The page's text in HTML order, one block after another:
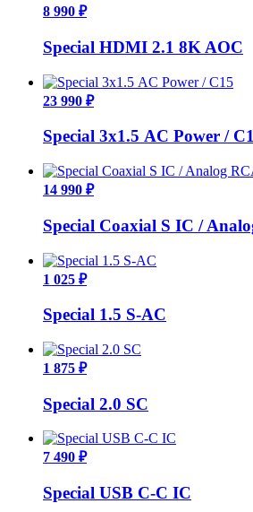
8 990 ₽
Special HDMI 2.1 8K AOC
23 990 ₽
Special 3х1.5 AC Power /
14 990 ₽
Special Coaxial S IC /
1 025 ₽
Special 1.5 S-AC
1 875 ₽
Special 2.0 SC
7 490 ₽
Special USB C-C IC